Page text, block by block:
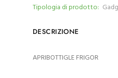
Tipologia di prodotto:
DESCRIZIONE
APRIBOTTIGLE FRIGOR